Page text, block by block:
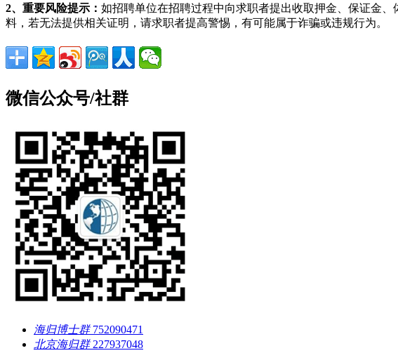
2、重要风险提示： 如招聘单位在招聘过程中向求职者提出收取押金、保证金
料，若无法提供相关证明，请求职者提高警惕，有可能属于诈骗或违规行为。
微信公众号/社群
海归博士群 752090471
北京海归群 227937048